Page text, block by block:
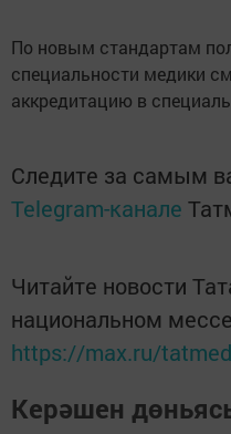
По новым стандартам
специальности медики
аккредитацию в
Следите за самым
Telegram-канале
Читайте новости
национальном
https://max.ru/
Керәшен